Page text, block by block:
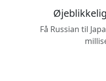
Få Russian til